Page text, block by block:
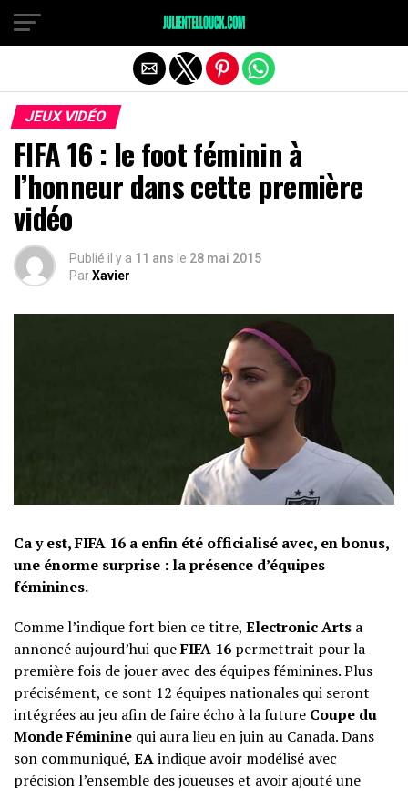
JEUX VIDÉO
FIFA 16 : le foot féminin à
l’honneur dans cette première
vidéo
Publié il y a 11 ans le 28 mai 2015
ParXavier
Ca y est, FIFA 16 a enfin été officialisé avec, en bonus,
une énorme surprise : la présence d’équipes
féminines.
Comme l’indique fort bien ce titre, Electronic Arts a
annoncé aujourd’hui queFIFA 16 permettrait pour la
première fois de jouer avec des équipes féminines. Plus
précisément, ce sont 12 équipes nationales qui seront
intégrées au jeu afin de faire écho à la future Coupe du
Monde Féminine qui aura lieu en juin au Canada. Dans
son communiqué, EAindique avoir modélisé avec
précision l’ensemble des joueuses et avoir ajouté une